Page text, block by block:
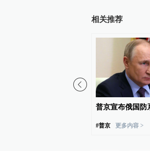
相关推荐
普京宣布俄国防
#普京 更多内容 >